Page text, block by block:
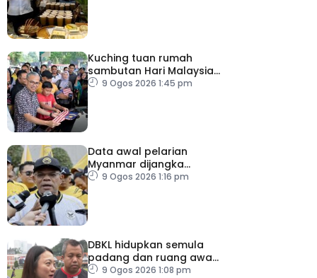
Kuching tuan rumah
sambutan Hari Malaysia
20269 Ogos 2026 1:45 pm
Data awal pelarian
Myanmar dijangka
diperoleh suku keempat
9 Ogos 2026 1:16 pm
DBKL hidupkan semula
padang dan ruang awam
untuk semua golongan
9 Ogos 2026 1:08 pm